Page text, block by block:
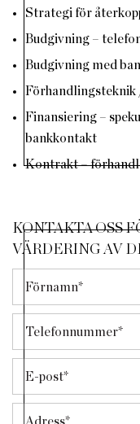
Strategi för
Budgivning –
Budgivning med
Finansiering –
bankkontakt
Kontrakt –
KONTAKTA OSS
VÄRDERING AV